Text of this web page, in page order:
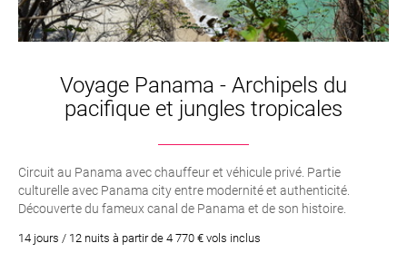
Voyage Panama - Archipels du
pacifique et jungles tropicales
Circuit au Panama avec chauffeur et véhicule privé. Partie
culturelle avec Panama city entre modernité et authenticité.
Découverte du fameux canal de Panama et de son histoire.
entourant les volcans, nuit insolite en jungle boat
14 jours / 12 nuits à partir de 4 770 € vols inclus